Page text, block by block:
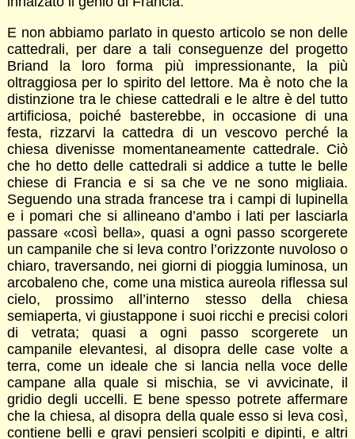
E non abbiamo parlato in questo articolo se non delle
cattedrali, per dare a tali conseguenze del progetto
Briand la loro forma più impressionante, la più
oltraggiosa per lo spirito del lettore. Ma è noto che la
distinzione tra le chiese cattedrali e le altre è del tutto
artificiosa, poiché basterebbe, in occasione di una
festa, rizzarvi la cattedra di un vescovo perché la
chiesa divenisse momentaneamente cattedrale. Ciò
che ho detto delle cattedrali si addice a tutte le belle
chiese di Francia e si sa che ve ne sono migliaia.
Seguendo una strada francese tra i campi di lupinella
e i pomari che si allineano d’ambo i lati per lasciarla
passare «così bella», quasi a ogni passo scorgerete
un campanile che si leva contro l’orizzonte nuvoloso o
chiaro, traversando, nei giorni di pioggia luminosa, un
arcobaleno che, come una mistica aureola riflessa sul
cielo, prossimo all’interno stesso della chiesa
semiaperta, vi giustappone i suoi ricchi e precisi colori
di vetrata; quasi a ogni passo scorgerete un
campanile elevantesi, al disopra delle case volte a
terra, come un ideale che si lancia nella voce delle
campane alla quale si mischia, se vi avvicinate, il
gridio degli uccelli. E bene spesso potrete affermare
che la chiesa, al disopra della quale esso si leva così,
contiene belli e gravi pensieri scolpiti e dipinti, e altri